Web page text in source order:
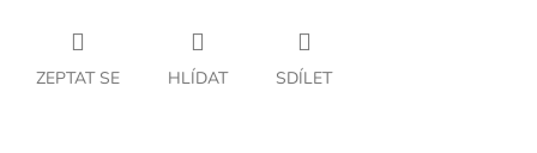
ZEPTAT SE HLÍDAT SDÍLET